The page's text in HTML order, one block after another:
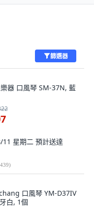
篩選器
器 口風琴 SM-37N, 藍
11 星期二 預計送達
439)
口風琴 YM-D37IV
白, 1個